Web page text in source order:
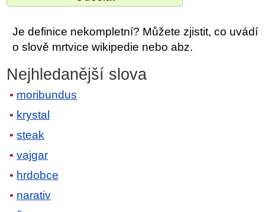
Je definice nekompletní? Můžete zjistit, co uvádí
o slově mrtvice wikipedie nebo abz.
Nejhledanější slova
moribundus
krystal
steak
vajgar
hrdobce
narativ